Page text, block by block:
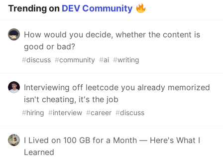
Trending on DEV Community
How would you decide, whether the content is
good or bad?
#discuss #community #ai #writing
Interviewing off leetcode you already memorized
isn't cheating, it's the job
#hiring #interview #career #discuss
I Lived on 100 GB for a Month — Here's What I
Learned